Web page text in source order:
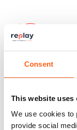
Consent
This website uses
We use cookies to
provide social
Historique
Offre de